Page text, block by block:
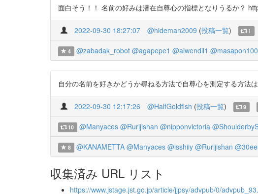
面白そう！！ 名前の好みは潜在自尊心の指標となりうるか？
2022-09-30 18:27:07 @hideman2009 (投稿一覧) 1
4 @zabadak_robot @agapepe1 @aiwendil1
自分の名前を好きかどうか尋ねる方法で自尊心を測定する方
2022-09-30 12:17:26 @HalfGoldfish (投稿一覧) 9
10 @Manyaces @Rurijishan @nipponvictoria
8 @KANAMETTA @Manyaces @isshiiy @Rurijishan
収集済み URL リスト
https://www.jstage.jst.go.jp/article/jjpsy/advpub/0/